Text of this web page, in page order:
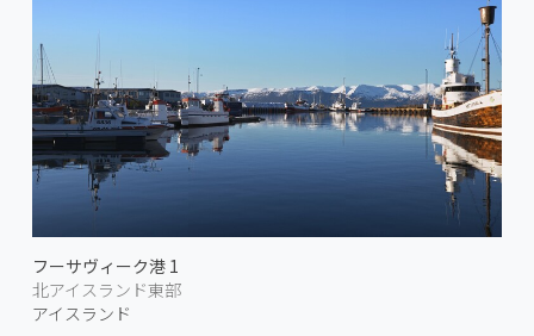
フーサヴィーク港 1
北アイスランド東部
アイスランド